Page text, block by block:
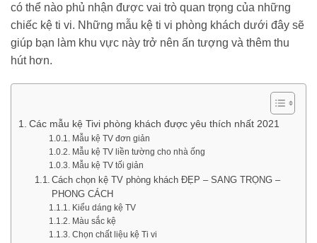
có thể nào phủ nhận được vai trò quan trọng của những
chiếc kệ ti vi. Những mẫu kệ ti vi phòng khách dưới đây sẽ
giúp bạn làm khu vực này trở nên ấn tượng và thêm thu
hút hơn.
Các mẫu kệ Tivi phòng khách được yêu thích nhất 2021
Mẫu kệ TV đơn giản
Mẫu kệ TV liền tường cho nhà ống
Mẫu kệ TV tối giản
Cách chọn kệ TV phòng khách ĐẸP – SANG TRỌNG –
PHONG CÁCH
Kiểu dáng kệ TV
Màu sắc kệ
Chọn chất liệu kệ Ti vi